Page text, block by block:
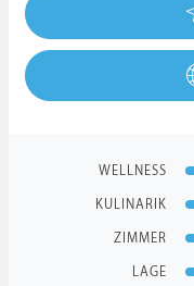
WELLNESS
KULINARIK
ZIMMER
LAGE